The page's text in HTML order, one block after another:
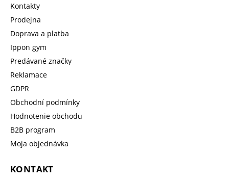
Kontakty
Prodejna
Doprava a platba
Ippon gym
Predávané značky
Reklamace
GDPR
Obchodní podmínky
Hodnotenie obchodu
B2B program
Moja objednávka
KONTAKT